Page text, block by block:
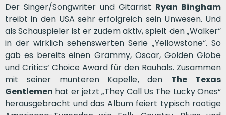
Der Singer/Songwriter und Gitarrist Ryan Bingham
treibt in den USA sehr erfolgreich sein Unwesen. Und
als Schauspieler ist er zudem aktiv, spielt den „Walker“
in der wirklich sehenswerten Serie „Yellowstone“. So
gab es bereits einen Grammy, Oscar, Golden Globe
und Critics‘ Choice Award für den Rauhals. Zusammen
mit seiner munteren Kapelle, den The Texas
Gentlemen hat er jetzt „They Call Us The Lucky Ones“
herausgebracht und das Album feiert typisch rootige